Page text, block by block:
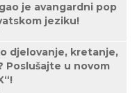
je avangardni pop
jeziku!
djelovanje, kretanje,
Poslušajte u novom